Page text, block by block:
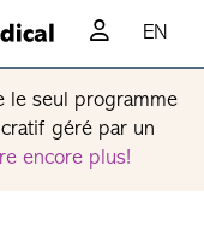
EN
le seul programme
géré par un
encore plus!